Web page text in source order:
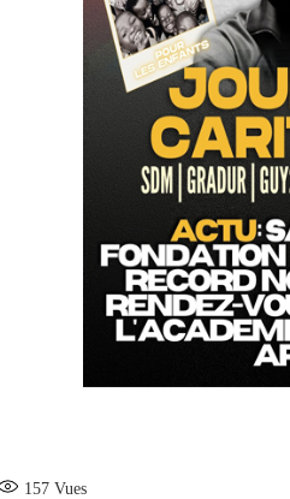
157 Vues